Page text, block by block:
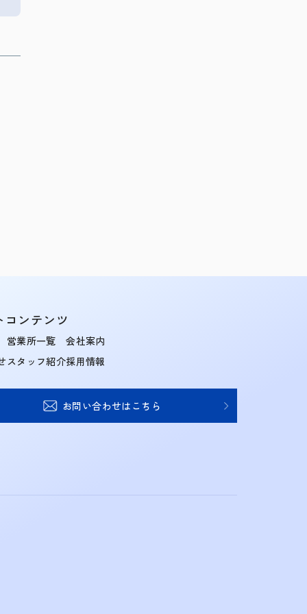
コンテンツ
営業所一覧
スタッフ紹介
会社案内
採用情報
お問い合わせはこちら